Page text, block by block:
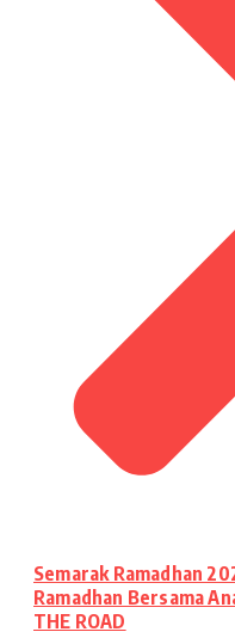
Semarak Ramadhan
Ramadhan Bersama
THE ROAD